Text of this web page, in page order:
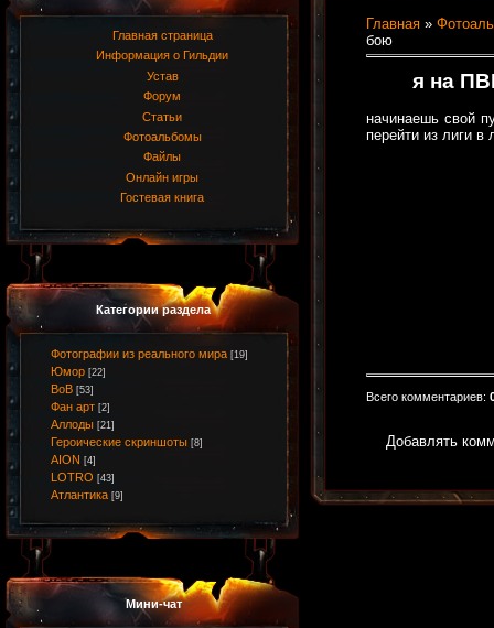
Главная страница
Информация о Гильдии
Устав
Форум
Статьи
Фотоальбомы
Файлы
Онлайн игры
Гостевая книга
Категории раздела
Фотографии из реального мира [19]
Юмор [22]
ВоВ [53]
Фан арт [2]
Аллоды [21]
Героические скриншоты [8]
AION [4]
LOTRO [43]
Атлантика [9]
Мини-чат
Главная »
бою
я на
начинаешь свой
перейти из лиги в
Всего комментариев:
Добавлять